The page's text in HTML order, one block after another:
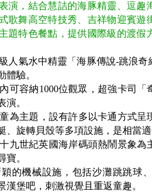
演，結合慧詰的海豚精靈、逗
歌舞高空特技秀、吉祥物迎賓
題特色餐點，提供國際級的渡
人氣水中精靈「海豚傳說-跳浪
體驗。
可容納1000位觀眾，超強卡司
演。
為主題，設有許多以卡通方式
、旋轉貝殼等多項設施，是相當
十九世紀英國海岸碼頭熱鬧景象為
寶。
穎的機械設施，包括沙灘跳跳球
漢堡吧，刺激視覺且重返童趣。